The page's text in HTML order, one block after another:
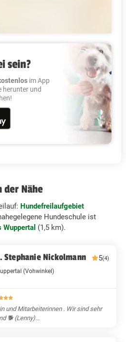
sein?
im App
herunter und
der Nähe
Hundefreilaufgebiet
Hundeschule ist
(1,5 km).
Stephanie Nickolmann 5(4)
(Vohwinkel)
und Mitarbeiterinnen . Wir sind sehr
🐕 (Lenny)...